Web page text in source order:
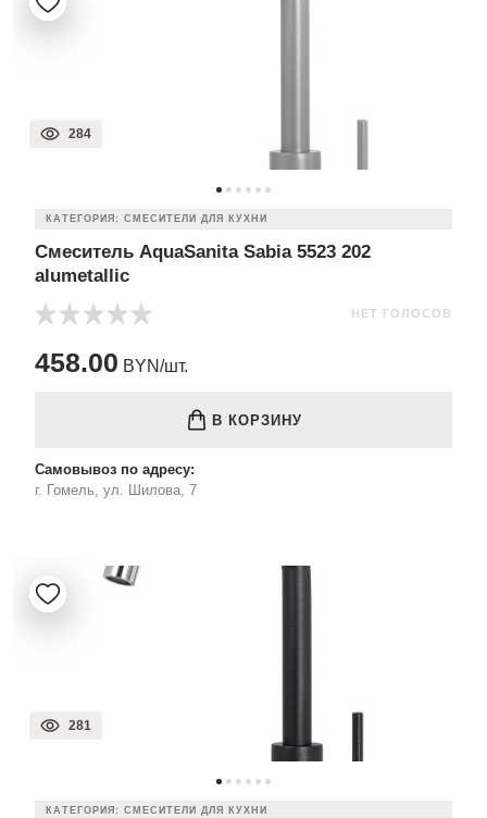
284
КАТЕГОРИЯ: СМЕСИТЕЛИ ДЛЯ КУХНИ
Смеситель AquaSanita Sabia 5523 202
alumetallic
НЕТ ГОЛОСОВ
458.00 BYN/шт.
В КОРЗИНУ
Самовывоз по адресу:
г. Гомель, ул. Шилова, 7
281
КАТЕГОРИЯ: СМЕСИТЕЛИ ДЛЯ КУХНИ